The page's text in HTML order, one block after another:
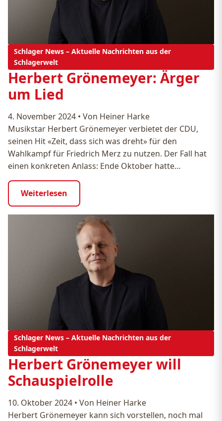
Schlager News – Aktuelle Nachrichten aus der
Schlagerwelt
Herbert Grönemeyer: Ärger
um Lied
4. November 2024 • Von Heiner Harke
Musikstar Herbert Grönemeyer verbietet der CDU,
seinen Hit «Zeit, dass sich was dreht» für den
Wahlkampf für Friedrich Merz zu nutzen. Der Fall hat
einen konkreten Anlass: Ende Oktober hatte…
Weiterlesen
Schlager News – Aktuelle Nachrichten aus der
Schlagerwelt
Herbert Grönemeyer will
Schauspielrolle
10. Oktober 2024 • Von Heiner Harke
Herbert Grönemeyer kann sich vorstellen, noch mal